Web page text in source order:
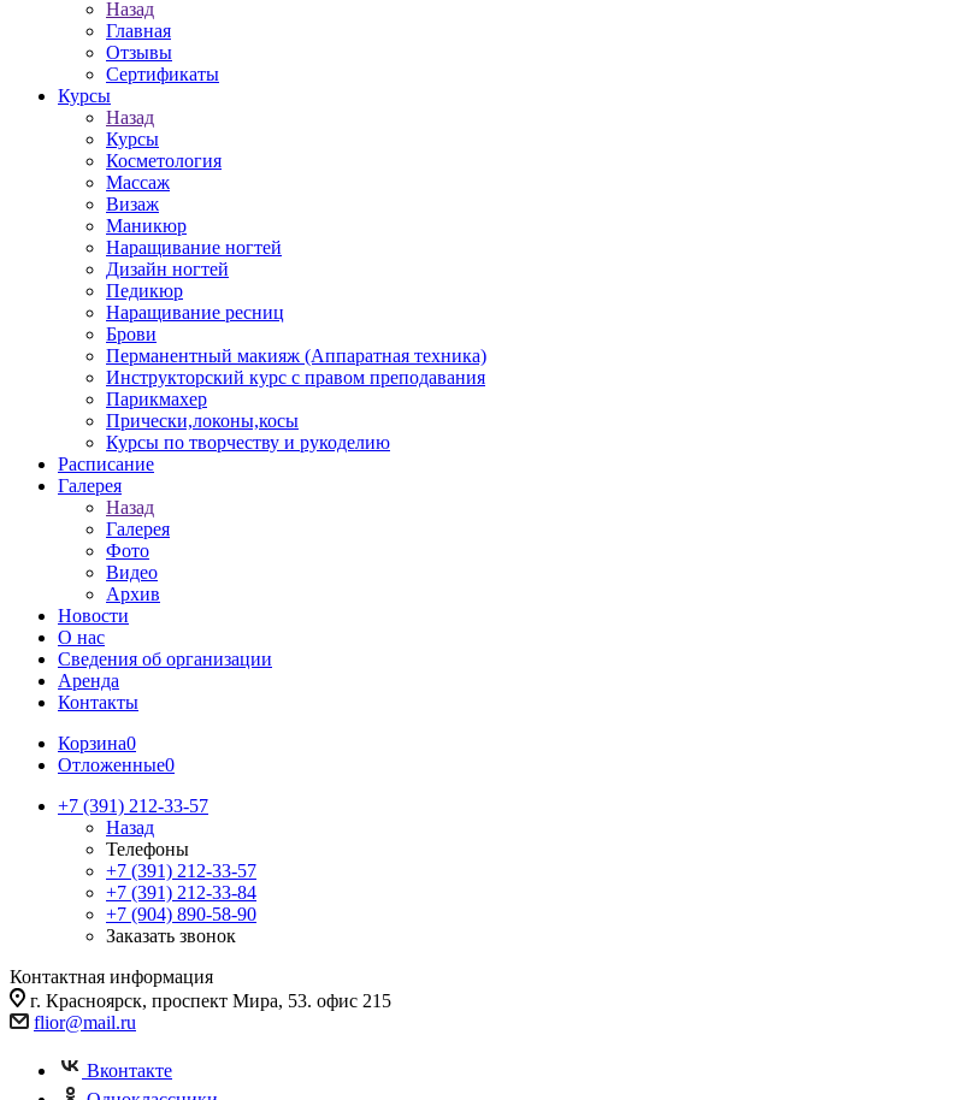
Назад
Главная
Отзывы
Сертификаты
Курсы
Назад
Курсы
Косметология
Массаж
Визаж
Маникюр
Наращивание ногтей
Дизайн ногтей
Педикюр
Наращивание ресниц
Брови
Перманентный макияж (Аппаратная техника)
Инструкторский курс с правом преподавания
Парикмахер
Прически,локоны,косы
Курсы по творчеству и рукоделию
Расписание
Галерея
Назад
Галерея
Фото
Видео
Архив
Новости
О нас
Сведения об организации
Аренда
Контакты
Корзина0
Отложенные0
+7 (391) 212-33-57
Назад
Телефоны
+7 (391) 212-33-57
+7 (391) 212-33-84
+7 (904) 890-58-90
Заказать звонок
Контактная информация
г. Красноярск, проспект Мира, 53. офис 215
flior@mail.ru
Вконтакте